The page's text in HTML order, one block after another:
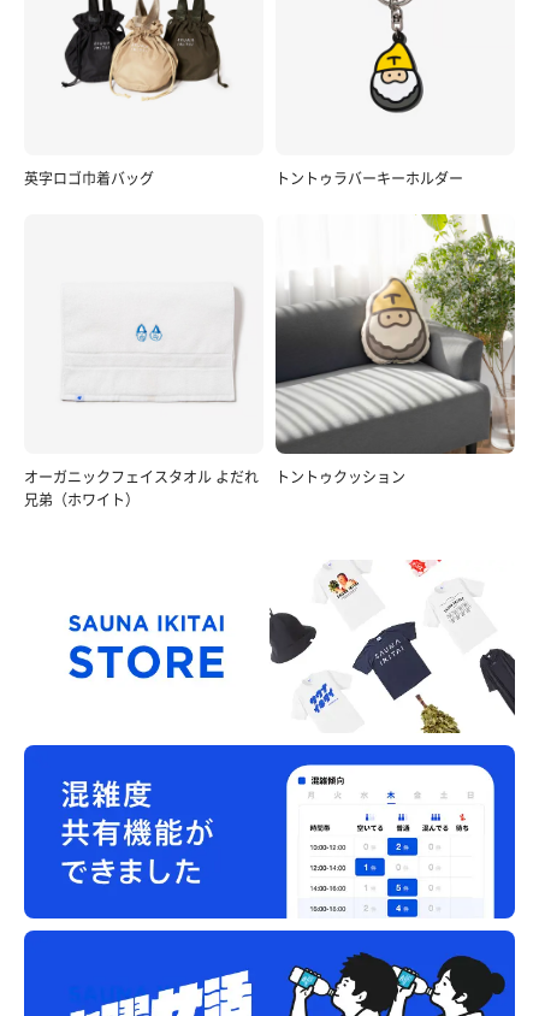
英字ロゴ巾着バッグ トントゥラバーキーホルダー
オーガニックフェイスタオル よだれ
兄弟（ホワイト）
トントゥクッション